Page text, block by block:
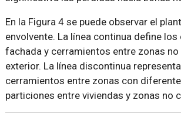
En la Figura 4 se puede observar el
envolvente. La línea continua define
fachada y cerramientos entre zonas
exterior. La línea discontinua
cerramientos entre zonas con
particiones entre viviendas y zonas no